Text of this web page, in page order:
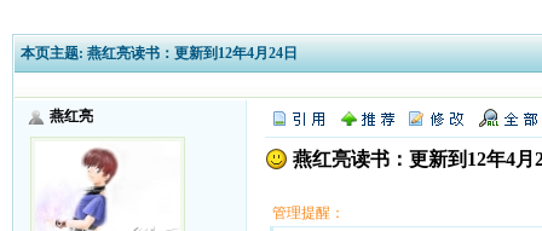
本页主题: 燕红亮读书：更新到12年4月24日
燕红亮
燕红亮读书：更新到12年4月
管理提醒：